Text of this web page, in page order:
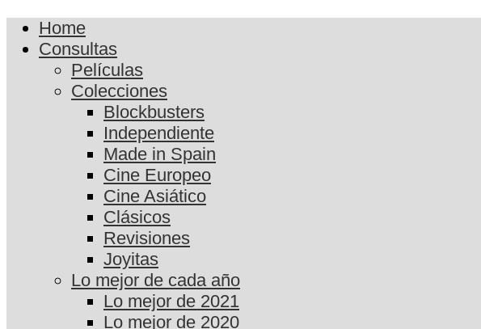
Home
Consultas
Películas
Colecciones
Blockbusters
Independiente
Made in Spain
Cine Europeo
Cine Asiático
Clásicos
Revisiones
Joyitas
Lo mejor de cada año
Lo mejor de 2021
Lo mejor de 2020